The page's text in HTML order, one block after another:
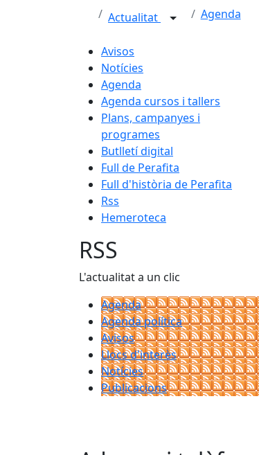
Actualitat Agenda
Avisos
Notícies
Agenda
Agenda cursos i tallers
Plans, campanyes i
programes
Butlletí digital
Full de Perafita
Full d'història de Perafita
Rss
Hemeroteca
RSS
L'actualitat a un clic
Agenda
Agenda política
Avisos
Llocs d'interès
Notícies
Publicacions